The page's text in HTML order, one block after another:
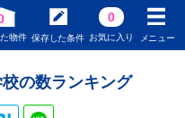
物件 保存した条件
0
お気に入り メニュー
の数ランキング